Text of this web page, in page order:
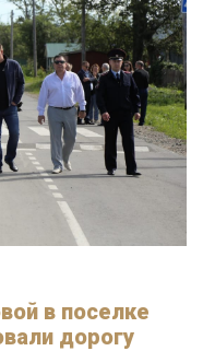
в поселке
дорогу